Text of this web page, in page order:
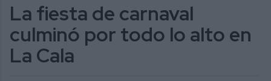
La fiesta de carnaval
culminó por todo lo alto en
La Cala